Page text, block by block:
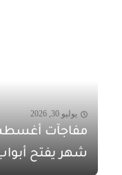
يوليو 30, 2026
شهر يفتح